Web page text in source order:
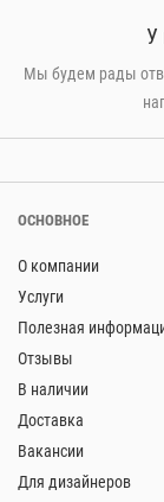
У
Мы будем рады
ОСНОВНОЕ
О компании
Услуги
Полезная
Отзывы
В наличии
Доставка
Вакансии
Для дизайнеров